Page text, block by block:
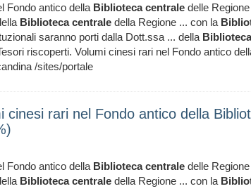
Fondo antico della Biblioteca centrale delle
Biblioteca centrale della Regione ... con la
saranno porti dalla Dott.ssa ... della Biblioteca
riscoperti. Volumi cinesi rari nel Fondo antico
/sites/portale
cinesi rari nel Fondo antico della
Fondo antico della Biblioteca centrale delle
Biblioteca centrale della Regione ... con la